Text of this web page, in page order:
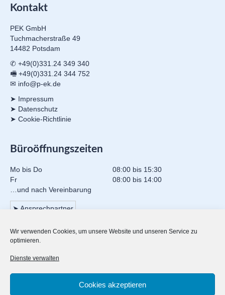
Wir verwenden Cookies, um unsere Website und unseren Service zu
optimieren.
Dienste verwalten
Cookies akzeptieren
Kontakt
PEK GmbH
Tuchmacherstraße 49
14482 Potsdam
✆ +49(0)331.24 349 340
🖷 +49(0)331.24 344 752
✉ info@p-ek.de
➤ Impressum
➤ Datenschutz
➤ Cookie-Richtlinie
Büroöffnungszeiten
Mo bis Do
08:00 bis 15:30
Fr
08:00 bis 14:00
…und nach Vereinbarung
➤ Ansprechpartner
Mitgliedschaften
B.A.H. (Bundesarbeitsgemeinschaft Hauskrankenpflege e.V.)